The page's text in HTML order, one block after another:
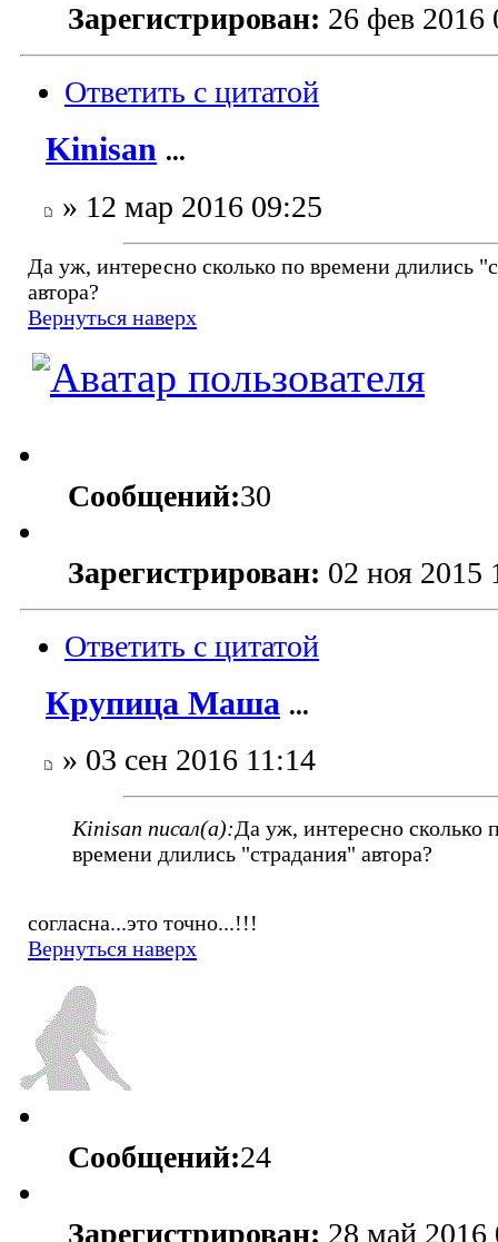
Зарегистрирован: 26 фев 2016
Ответить с цитатой
Kinisan ...
» 12 мар 2016 09:25
Да уж, интересно сколько по времени длились
автора?
Вернуться наверх
Сообщений:30
Зарегистрирован: 02 ноя 2015
Ответить с цитатой
Крупица Маша ...
» 03 сен 2016 11:14
Kinisan писал(а):Да уж, интересно сколько
времени длились "страдания" автора?
согласна...это точно...!!!
Вернуться наверх
Сообщений:24
Зарегистрирован: 28 май 2016